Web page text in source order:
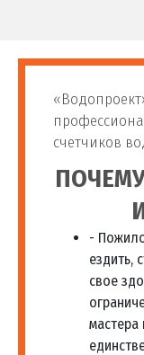
счетчиков
-
ездить,
свое